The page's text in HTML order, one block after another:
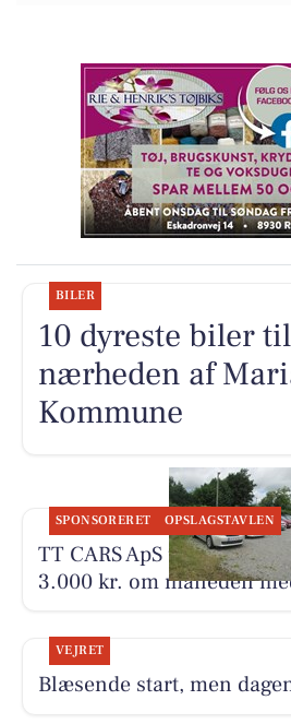
BILER
10 dyreste biler
nærheden af
Kommune
SPONSORERET OPSLAGSTAVLEN
TT CARS ApS udlejer lille
3.000 kr. om måneden
VEJRET
Blæsende start, men